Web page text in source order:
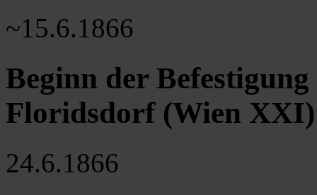
~15.6.1866
Beginn der
Floridsdorf (Wien XXI)
24.6.1866